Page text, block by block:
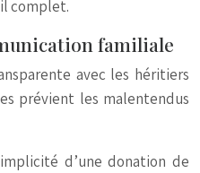
complet.
familiale
avec les héritiers
prévient les malentendus
d’une donation de